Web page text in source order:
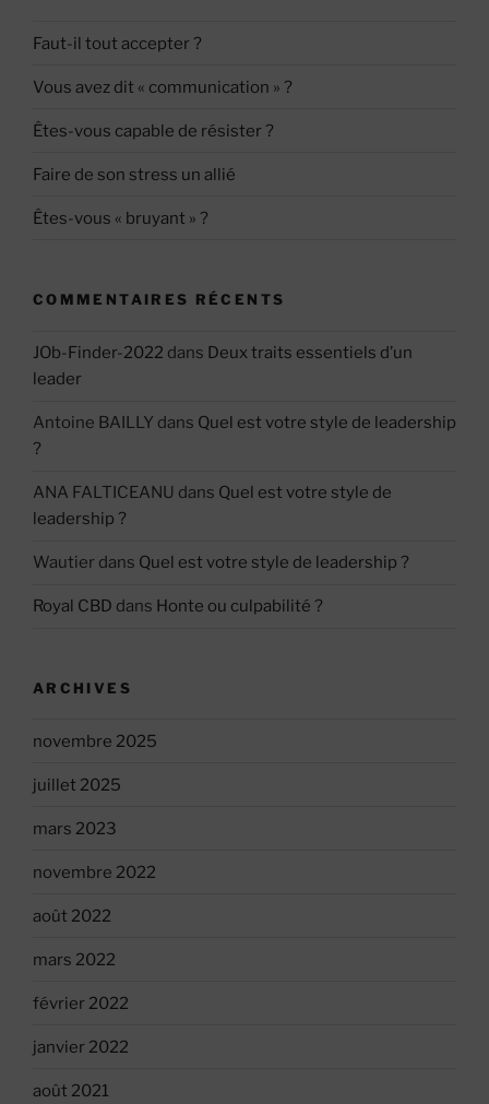
Faut-il tout accepter ?
Vous avez dit « communication » ?
Êtes-vous capable de résister ?
Faire de son stress un allié
Êtes-vous « bruyant » ?
COMMENTAIRES RÉCENTS
JOb-Finder-2022 dans Deux traits essentiels d’un
leader
Antoine BAILLY dans Quel est votre style de leadership
?
ANA FALTICEANU dans Quel est votre style de
leadership ?
Wautier dans Quel est votre style de leadership ?
Royal CBD dans Honte ou culpabilité ?
ARCHIVES
novembre 2025
juillet 2025
mars 2023
novembre 2022
août 2022
mars 2022
février 2022
janvier 2022
août 2021